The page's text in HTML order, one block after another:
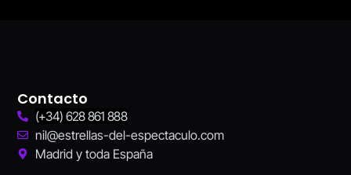
Contacto
(+34) 628 861 888
nil@estrellas-del-espectaculo.com
Madrid y toda España